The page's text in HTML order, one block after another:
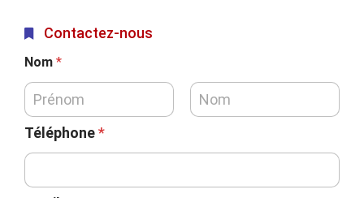
Contactez-nous
Nom *
Téléphone*